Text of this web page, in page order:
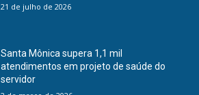
21 de julho de 2026
Santa Mônica supera 1,1 mil
atendimentos em projeto de saúde do
servidor